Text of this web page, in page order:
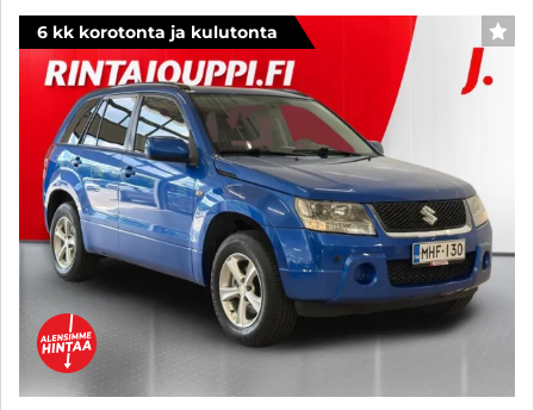
6 kk korotonta ja kulutonta